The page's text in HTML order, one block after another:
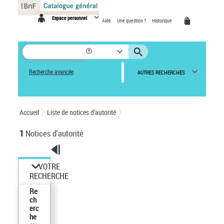
Espace personnel Aide Une question ? Historique
Recherche avancée AUTRES RECHERCHES
Accueil Liste de notices d’autorité
1 Notices d'autorité
VOTRE
RECHERCHE
Re
ch
erc
he